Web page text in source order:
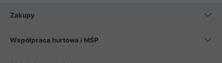
Zakupy
Współpraca hurtowa i MŚP